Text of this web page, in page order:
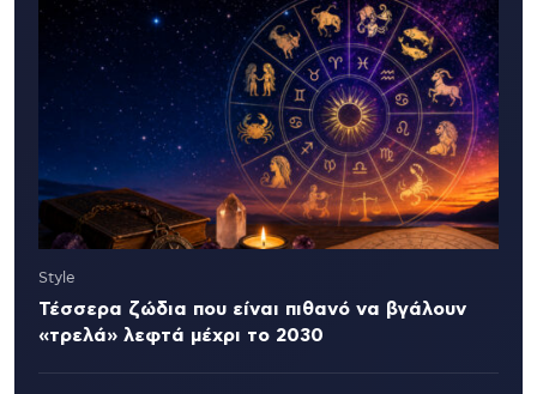
Style
Τέσσερα ζώδια που είναι πιθανό να βγάλουν
«τρελά» λεφτά μέχρι το 2030